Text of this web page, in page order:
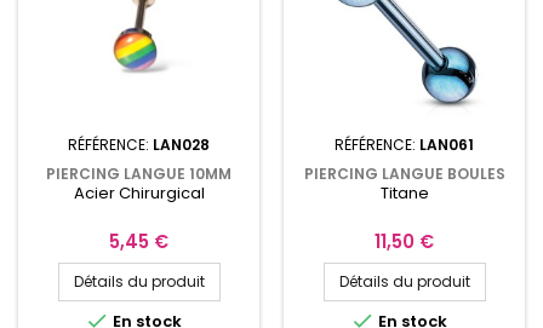
RÉFÉRENCE: LAN028
PIERCING LANGUE 10MM
LGBT+ ACIER CHIRURGICAL
Acier Chirurgical
Prix
5,45 €
Détails du produit
 En stock
RÉFÉRENCE: LAN061
PIERCING LANGUE BOULES
BLEUE ET CRISTAL BLANC
Titane
Prix
11,50 €
Détails du produit
 En stock